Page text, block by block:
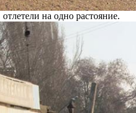
на одно растояние.